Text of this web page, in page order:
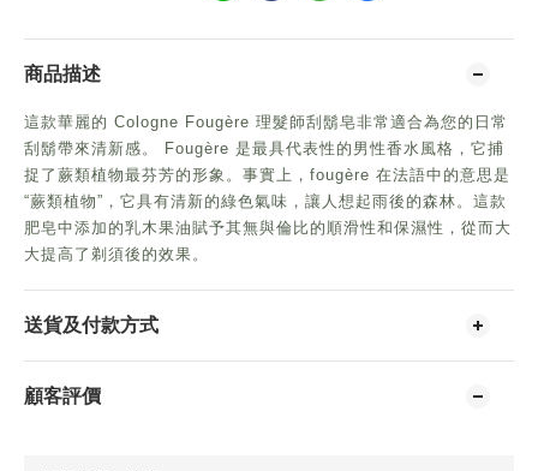
商品描述
這款華麗的 Cologne Fougère 理髮師刮鬍皂非常適合為您的日常
刮鬍帶來清新感。 Fougère 是最具代表性的男性香水風格，它捕
捉了蕨類植物最芬芳的形象。事實上，fougère 在法語中的意思是
“蕨類植物”，它具有清新的綠色氣味，讓人想起雨後的森林。這款
肥皂中添加的乳木果油賦予其無與倫比的順滑性和保濕性，從而大
大提高了剃須後的效果。
送貨及付款方式
顧客評價